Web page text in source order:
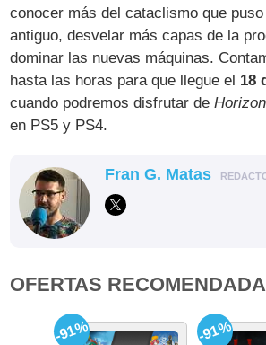
conocer más del cataclismo que
antiguo, desvelar más capas de la
dominar las nuevas máquinas.
hasta las horas para que llegue el 18
cuando podremos disfrutar de
en PS5 y PS4.
Fran G. Matas
OFERTAS
-91% -91%